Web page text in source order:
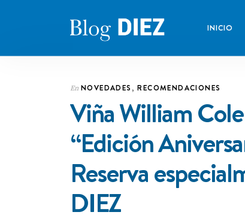
INICIO
En NOVEDADES,RECOMENDACIONES
Viña William
“Edición
Reserva
DIEZ